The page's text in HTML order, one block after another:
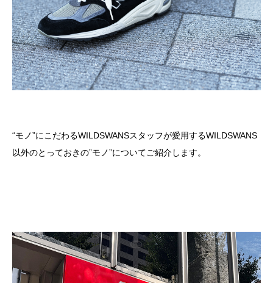
“モノ”にこだわるWILDSWANSスタッフが愛用するWILDSWANS
以外のとっておきの”モノ”についてご紹介します。